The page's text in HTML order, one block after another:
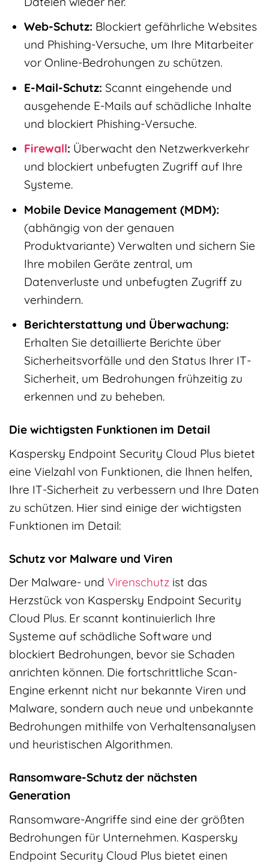
Web-Schutz: Blockiert gefährliche Websites
und Phishing-Versuche, um Ihre Mitarbeiter
vor Online-Bedrohungen zu schützen.
E-Mail-Schutz: Scannt eingehende und
ausgehende E-Mails auf schädliche Inhalte
und blockiert Phishing-Versuche.
Firewall: Überwacht den Netzwerkverkehr
und blockiert unbefugten Zugriff auf Ihre
Systeme.
Mobile Device Management (MDM):
(abhängig von der genauen
Produktvariante) Verwalten und sichern Sie
Ihre mobilen Geräte zentral, um
Datenverluste und unbefugten Zugriff zu
verhindern.
Berichterstattung und Überwachung:
Erhalten Sie detaillierte Berichte über
Sicherheitsvorfälle und den Status Ihrer IT-
Sicherheit, um Bedrohungen frühzeitig zu
erkennen und zu beheben.
Die wichtigsten Funktionen im Detail
Kaspersky Endpoint Security Cloud Plus bietet
eine Vielzahl von Funktionen, die Ihnen helfen,
Ihre IT-Sicherheit zu verbessern und Ihre Daten
zu schützen. Hier sind einige der wichtigsten
Funktionen im Detail:
Schutz vor Malware und Viren
Der Malware- und Virenschutz ist das
Herzstück von Kaspersky Endpoint Security
Cloud Plus. Er scannt kontinuierlich Ihre
Systeme auf schädliche Software und
blockiert Bedrohungen, bevor sie Schaden
anrichten können. Die fortschrittliche Scan-
Engine erkennt nicht nur bekannte Viren und
Malware, sondern auch neue und unbekannte
Bedrohungen mithilfe von Verhaltensanalysen
und heuristischen Algorithmen.
Ransomware-Schutz der nächsten
Generation
Ransomware-Angriffe sind eine der größten
Bedrohungen für Unternehmen. Kaspersky
Endpoint Security Cloud Plus bietet einen